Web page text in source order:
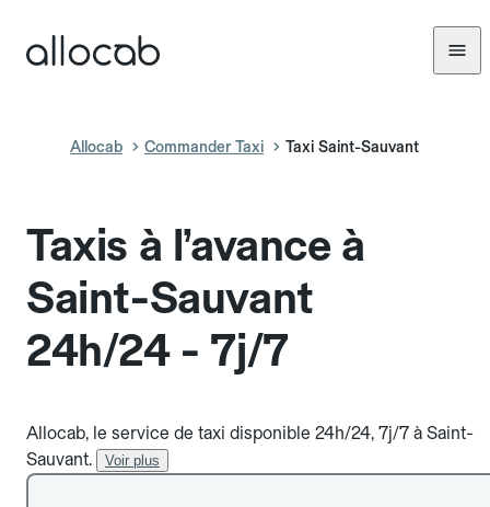
Allocab Commander Taxi Taxi Saint-Sauvant
Taxis à l’avance à
Saint-Sauvant
24h/24 - 7j/7
Allocab, le service de taxi disponible 24h/24, 7j/7 à Saint-
Sauvant.
Voir plus